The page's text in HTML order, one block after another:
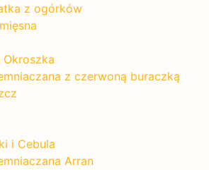
z ogórków
Okroszka
z czerwoną buraczką
i Cebula
Arran